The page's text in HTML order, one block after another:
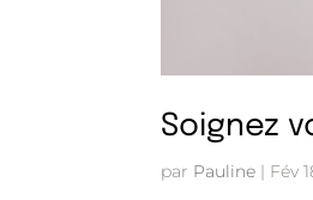
Soignez
par Pauline | Fév